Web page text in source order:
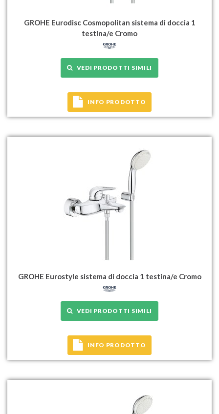
GROHE Eurodisc Cosmopolitan sistema di doccia 1
testina/e Cromo
VEDI PRODOTTI SIMILI
INFO PRODOTTO
GROHE Eurostyle sistema di doccia 1 testina/e Cromo
VEDI PRODOTTI SIMILI
INFO PRODOTTO